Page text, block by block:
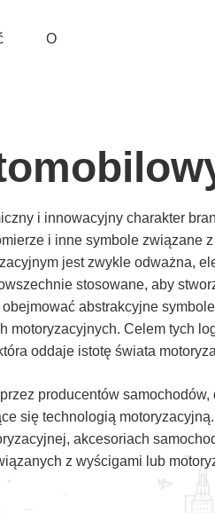
O
i innowacyjny charakter
i inne symbole związane
jest zwykle odważna,
stosowane, aby
abstrakcyjne
motoryzacyjnych. Celem tych
oddaje istotę świata
producentów
się technologią
akcesoriach
z wyścigami lub